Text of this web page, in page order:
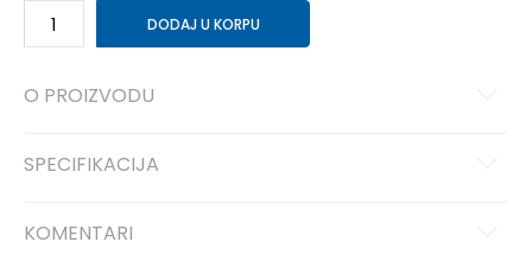
DODAJ U KORPU
O PROIZVODU
SPECIFIKACIJA
KOMENTARI